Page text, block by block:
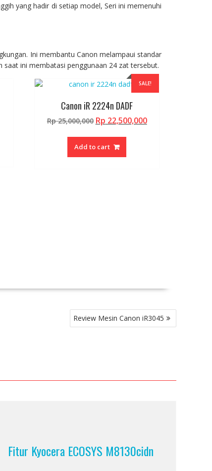
yang hadir di setiap model, Seri ini memenuhi
Ini membantu Canon melampaui standar
ini membatasi penggunaan 24 zat tersebut.
SALE!
Canon iR 2224n DADF
Rp25,000,000 Original
Rp 25,000,000.
Rp 22,500,000Current
Add to cart
Review Mesin Canon iR3045
Fitur Kyocera ECOSYS M8130cidn